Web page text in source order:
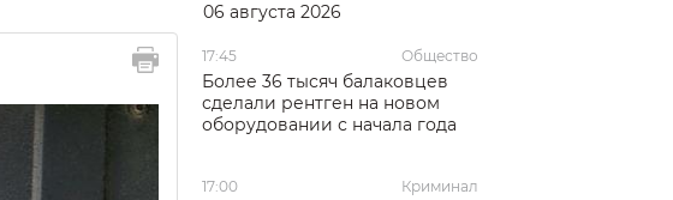
06 августа 2026
17:45 Общество
Более 36 тысяч балаковцев
сделали рентген на новом
оборудовании с начала года
17:00 Криминал